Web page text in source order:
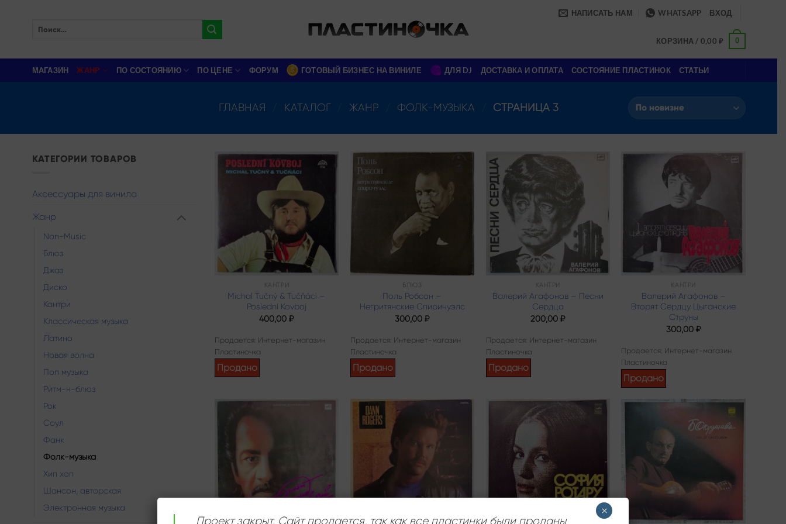
НАПИСАТЬ НАМ WHATSAPP ВХОД
КОРЗИНА / 0,00₽ 0
МАГАЗИН ЖАНР ПО СОСТОЯНИЮ ПО ЦЕНЕ ФОРУМ ГОТОВЫЙ БИЗНЕС НА ВИНИЛЕ ДЛЯ DJ ДОСТАВКА И ОПЛАТА СОСТОЯНИЕ ПЛАСТИНОК СТАТЬИ
ГЛАВНАЯ КАТАЛОГ ЖАНР ФОЛК-МУЗЫКА СТРАНИЦА 3
КАТЕГОРИИ ТОВАРОВ
Аксессуары для винила
Жанр
Non-Music
Блюз
Джаз
Диско
Кантри
Классическая музыка
Латино
Новая волна
Поп музыка
Ритм-н-блюз
Рок
Соул
Фанк
Фолк-музыка
Хип хоп
Шансон, авторская
Электронная музыка
wishlist
КАНТРИ
Michal Tučný & Tučňáci –
Poslední Kovboj
400,00₽
Продается: Интернет-магазин
Пластиночка
Продано
Add to
БЛЮЗ
Поль Робсон –
Негритянские Спиричуэлс
300,00₽
Продается: Интернет-магазин
Пластиночка
Продано
КАНТРИ
Валерий Агафонов – Песни
Сердца
200,00₽
Продается: Интернет-магазин
Пластиночка
Продано
КАНТРИ
Валерий Агафонов –
Вторят Сердцу Цыганские
Струны
300,00₽
Продается: Интернет-магазин
Пластиночка
Продано
Add to
wishlist
Проект закрыт. Сайт продается, так как все пластинки были проданы
×